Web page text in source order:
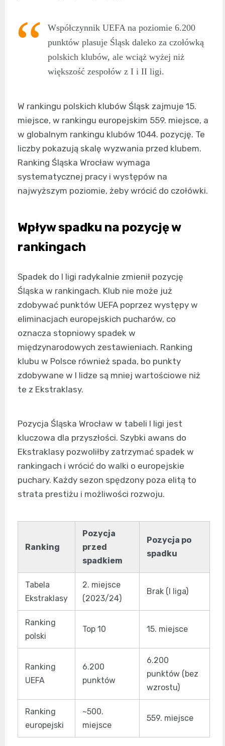
Współczynnik UEFA na poziomie 6.200
punktów plasuje Śląsk daleko za czołówką
polskich klubów, ale wciąż wyżej niż
większość zespołów z I i II ligi.
W rankingu polskich klubów Śląsk zajmuje 15.
miejsce, w rankingu europejskim 559. miejsce, a
w globalnym rankingu klubów 1044. pozycję. Te
liczby pokazują skalę wyzwania przed klubem.
Ranking Śląska Wrocław wymaga
systematycznej pracy i występów na
najwyższym poziomie, żeby wrócić do czołówki.
Wpływ spadku na pozycję w
rankingach
Spadek do I ligi radykalnie zmienił pozycję
Śląska w rankingach. Klub nie może już
zdobywać punktów UEFA poprzez występy w
eliminacjach europejskich pucharów, co
oznacza stopniowy spadek w
międzynarodowych zestawieniach. Ranking
klubu w Polsce również spada, bo punkty
zdobywane w I lidze są mniej wartościowe niż
te z Ekstraklasy.
Pozycja Śląska Wrocław w tabeli I ligi jest
kluczowa dla przyszłości. Szybki awans do
Ekstraklasy pozwoliłby zatrzymać spadek w
rankingach i wrócić do walki o europejskie
puchary. Każdy sezon spędzony poza elitą to
strata prestiżu i możliwości rozwoju.
Ranking
Pozycja
przed
spadkiem
Pozycja po
spadku
Tabela
Ekstraklasy
2. miejsce
(2023/24)
Brak (I liga)
Ranking
polski
Top 10 15. miejsce
Ranking
UEFA
6.200
punktów
6.200
punktów (bez
wzrostu)
Ranking
europejski
~500.
miejsce
559. miejsce